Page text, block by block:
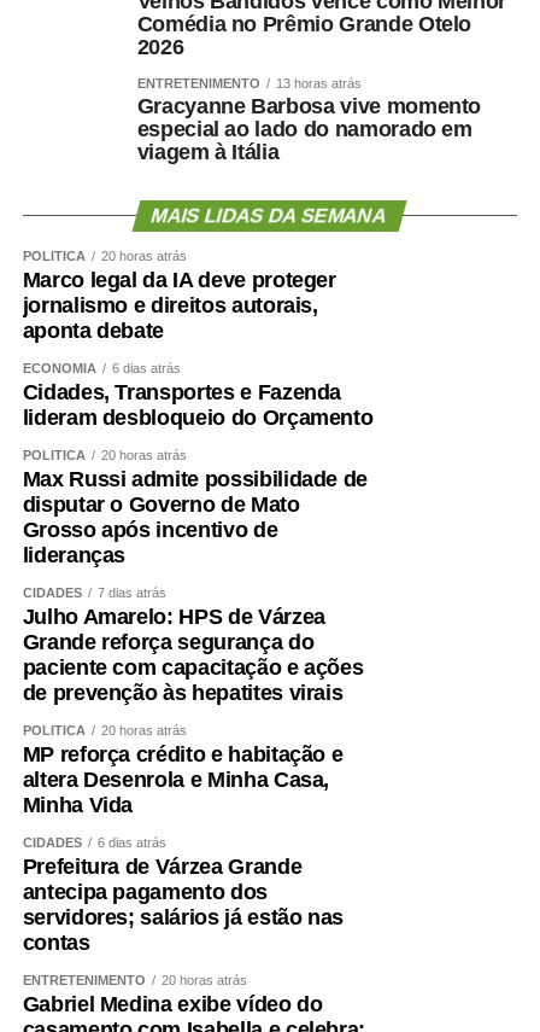
Comédia no Prêmio Grande Otelo
2026
ENTRETENIMENTO 13 horas atrás
Gracyanne Barbosa vive momento
especial ao lado do namorado em
viagem à Itália
MAIS LIDAS DA SEMANA
POLÍTICA 20 horas atrás
Marco legal da IA deve proteger
jornalismo e direitos autorais,
aponta debate
ECONOMIA 6 dias atrás
Cidades, Transportes e Fazenda
lideram desbloqueio do Orçamento
POLÍTICA 20 horas atrás
Max Russi admite possibilidade de
disputar o Governo de Mato
Grosso após incentivo de
lideranças
CIDADES 7 dias atrás
Julho Amarelo: HPS de Várzea
Grande reforça segurança do
paciente com capacitação e ações
de prevenção às hepatites virais
POLÍTICA 20 horas atrás
MP reforça crédito e habitação e
altera Desenrola e Minha Casa,
Minha Vida
CIDADES 6 dias atrás
Prefeitura de Várzea Grande
antecipa pagamento dos
servidores; salários já estão nas
contas
ENTRETENIMENTO 20 horas atrás
Gabriel Medina exibe vídeo do